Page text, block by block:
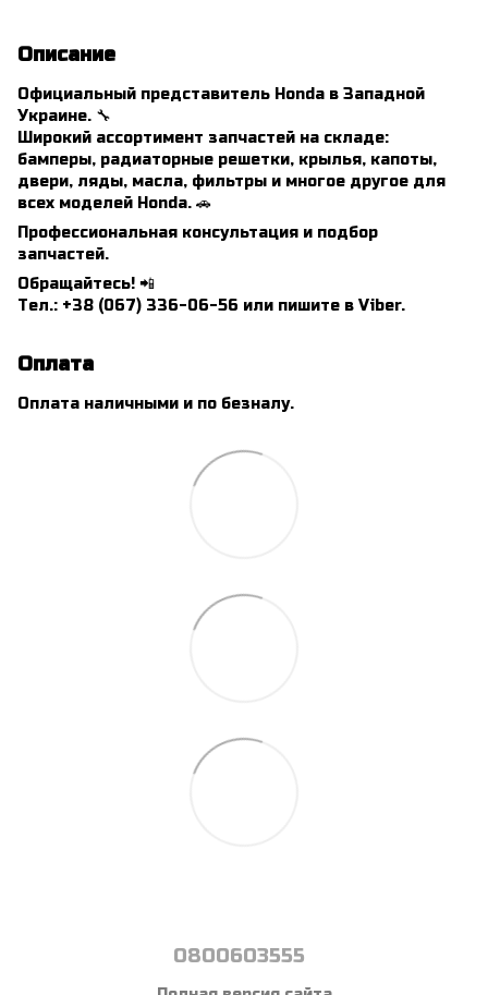
Описание
Официальный представитель Honda в Западной
Украине. 🔧
Широкий ассортимент запчастей на складе:
бамперы, радиаторные решетки, крылья, капоты,
двери, ляды, масла, фильтры и многое другое для
всех моделей Honda. 🚗
Профессиональная консультация и подбор
запчастей.
Обращайтесь! 📲
Тел.: +38 (067) 336-06-56 или пишите в Viber.
Оплата
Оплата наличными и по безналу.
0800603555